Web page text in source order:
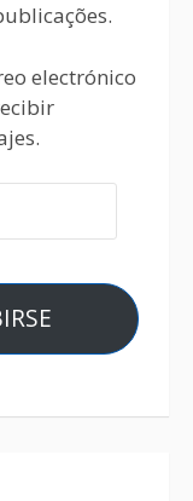
electrónico